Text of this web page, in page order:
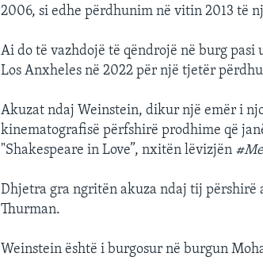
2006, si edhe përdhunim në vitin 2013 të
Ai do të vazhdojë të qëndrojë në burg pasi
Los Anxheles në 2022 për një tjetër
Akuzat ndaj Weinstein, dikur një emër i
kinematografisë përfshirë prodhime që
"Shakespeare in Love”, nxitën lëvizjën
Dhjetra gra ngritën akuza ndaj tij përshirë
Thurman.
Weinstein është i burgosur në burgun